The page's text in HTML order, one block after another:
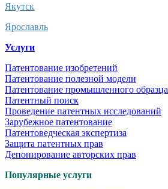
Якутск
Ярославль
Услуги
Патентование изобретений
Патентование полезной модели
Патентование промышленного образца
Патентный поиск
Проведение патентных исследований
Зарубежное патентование
Патентоведческая экспертиза
Защита патентных прав
Депонирование авторских прав
Популярные услуги